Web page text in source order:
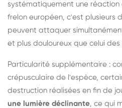
systématiquement une réaction
frelon européen, c'est plusieurs
peuvent attaquer
et plus douloureux que celui des
Particularité supplémentaire :
crépusculaire de l'espèce,
destruction réalisées en fin de
une lumière déclinante, ce qui